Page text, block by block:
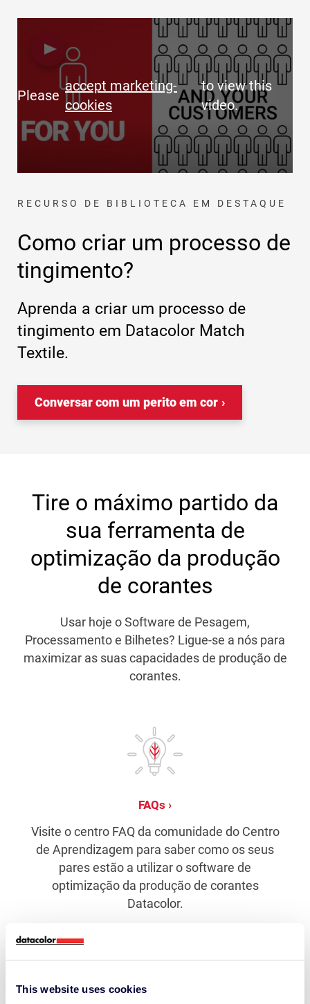
This website uses cookies
RECURSO DE BIBLIOTECA EM DESTAQUE
Como criar um processo de
tingimento?
Aprenda a criar um processo de
tingimento em Datacolor Match
Textile.
Conversar com um perito em cor
Please
accept marketing-
cookies
to view this
video.
Tire o máximo partido da
sua ferramenta de
optimização da produção
de corantes
Usar hoje o Software de Pesagem,
Processamento e Bilhetes? Ligue-se a nós para
maximizar as suas capacidades de produção de
corantes.
FAQs
Visite o centro FAQ da comunidade do Centro
de Aprendizagem para saber como os seus
pares estão a utilizar o software de
optimização da produção de corantes
Datacolor.